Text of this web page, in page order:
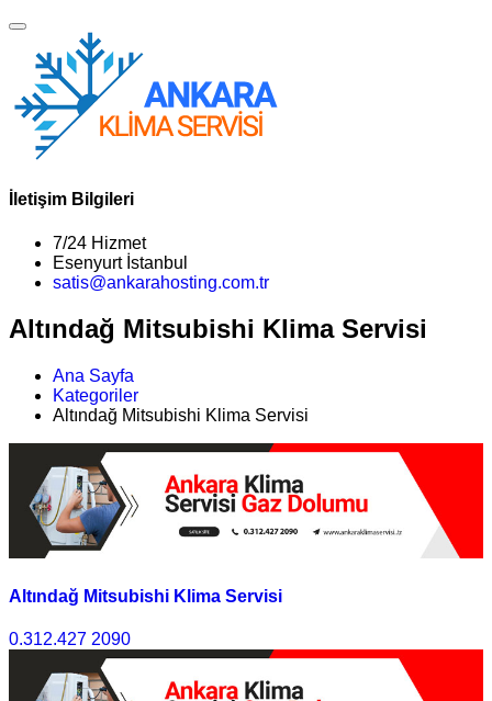
İletişim Bilgileri
7/24 Hizmet
Esenyurt İstanbul
satis@ankarahosting.com.tr
Altındağ Mitsubishi Klima Servisi
Ana Sayfa
Kategoriler
Altındağ Mitsubishi Klima Servisi
Altındağ Mitsubishi Klima Servisi
0.312.427 2090